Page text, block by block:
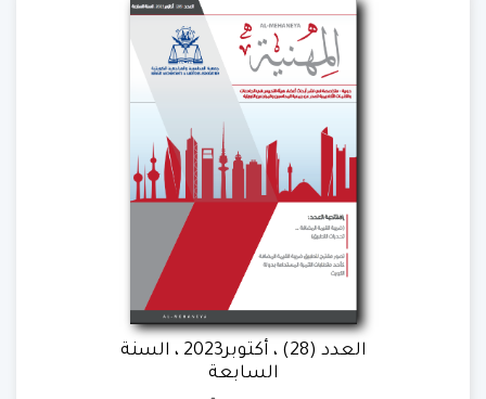
العدد (28) ، أكتوبر2023 ، السنة
السابعة